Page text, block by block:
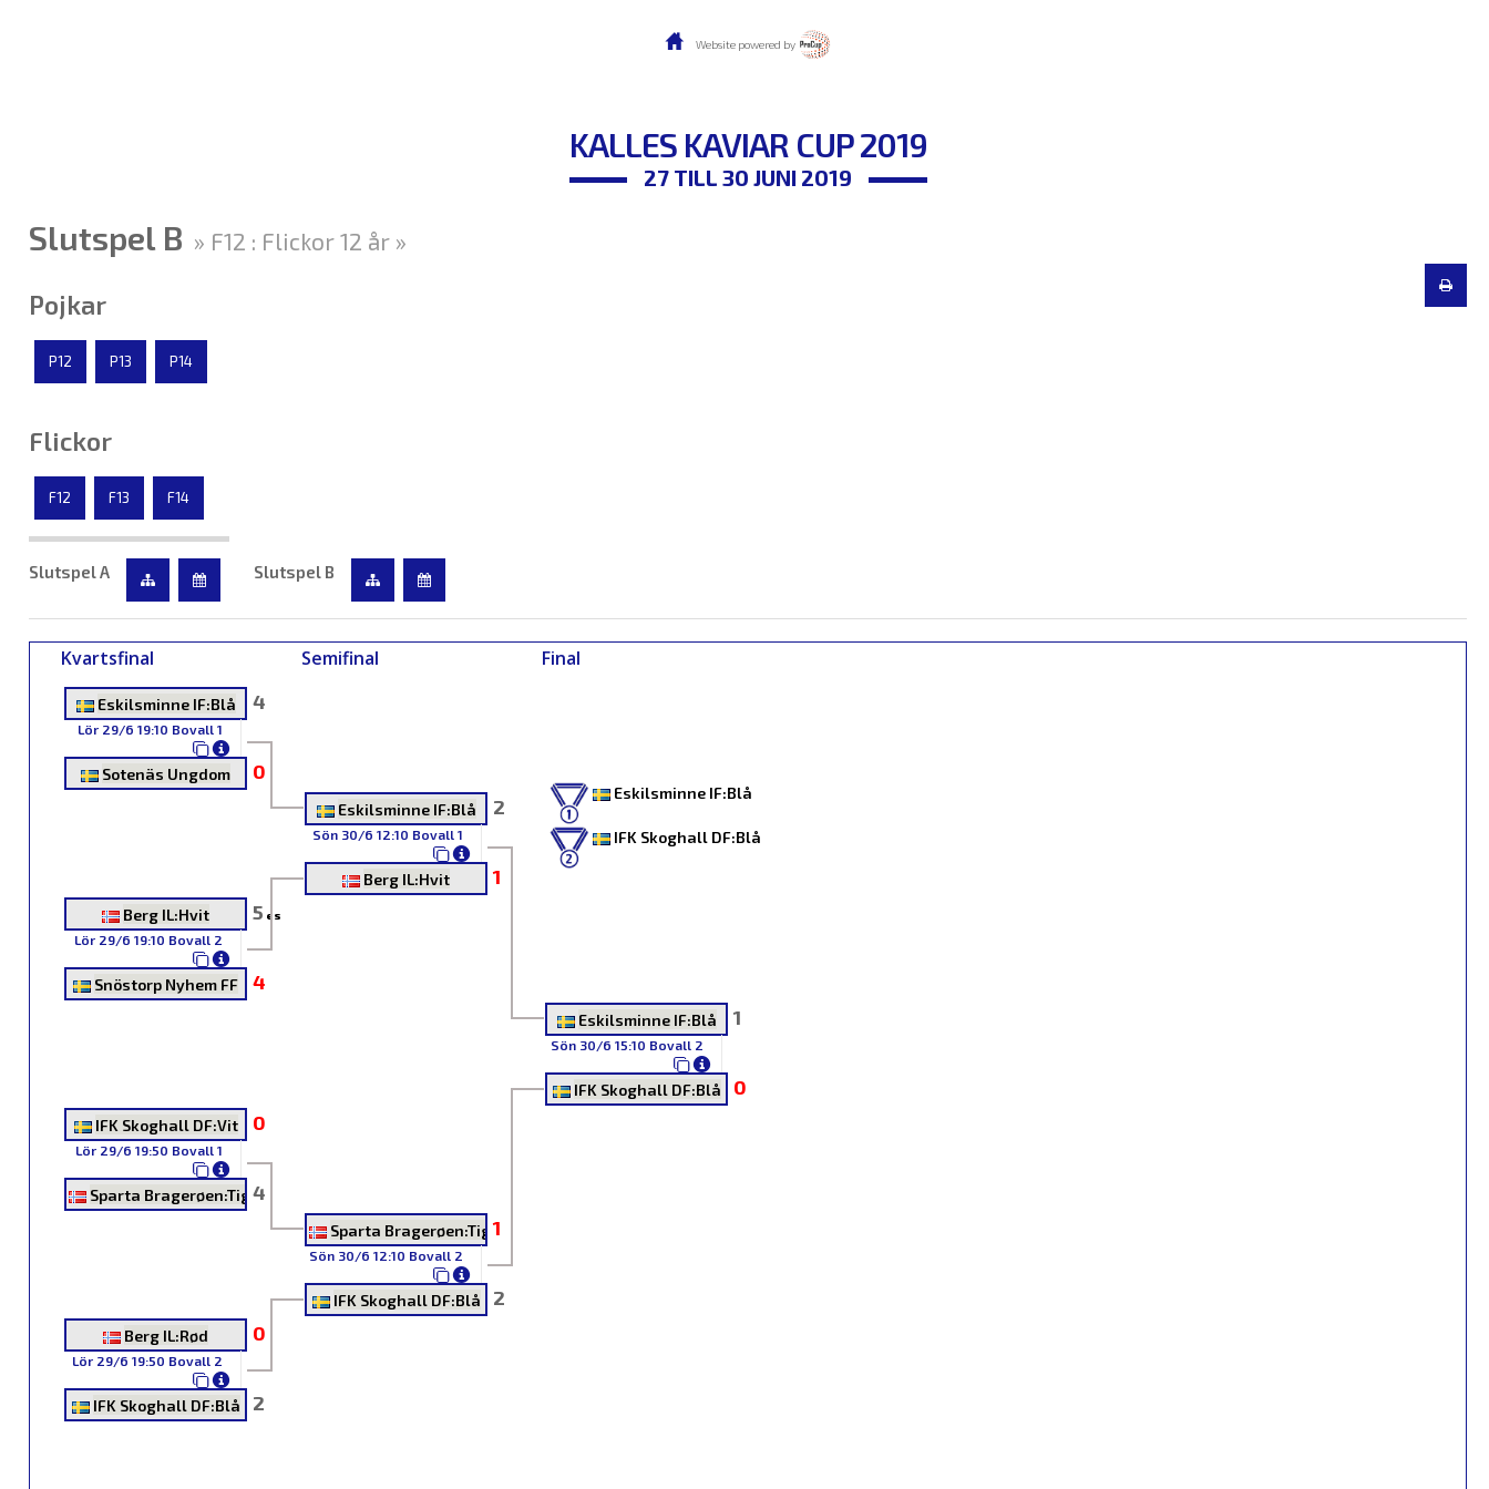
Website powered by
KALLES KAVIAR CUP 2019
27 TILL 30 JUNI 2019
Slutspel B » F12 : Flickor 12 år »
Pojkar
P12 P13 P14
Flickor
F12 F13 F14
Slutspel A Slutspel B
Kvartsfinal Semifinal Final
Eskilsminne IF:Blå 4
Lör 29/6 19:10 Bovall 1
Sotenäs Ungdom 0
Berg IL:Hvit 5 es
Lör 29/6 19:10 Bovall 2
Snöstorp Nyhem FF 4
IFK Skoghall DF:Vit 0
Lör 29/6 19:50 Bovall 1
Sparta Bragerøen:Tigers
4
Berg IL:Rød 0
Lör 29/6 19:50 Bovall 2
IFK Skoghall DF:Blå 2
Eskilsminne IF:Blå 2
Sön 30/6 12:10 Bovall 1
Berg IL:Hvit 1
Sparta Bragerøen:Tigers
1
Sön 30/6 12:10 Bovall 2
IFK Skoghall DF:Blå 2
Eskilsminne IF:Blå 1
Sön 30/6 15:10 Bovall 2
IFK Skoghall DF:Blå 0
Eskilsminne IF:Blå
IFK Skoghall DF:Blå